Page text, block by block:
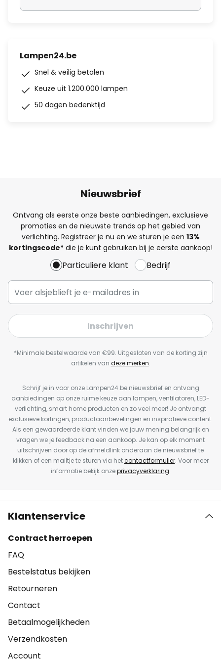
Lampen24.be
Snel & veilig betalen
Keuze uit 1.200.000 lampen
50 dagen bedenktijd
Nieuwsbrief
Ontvang als eerste onze beste aanbiedingen, exclusieve
promoties en de nieuwste trends op het gebied van
verlichting. Registreer je nu en we sturen je een 13%
kortingscode*die je kunt gebruiken bij je eerste aankoop!
Particuliere klant Bedrijf
Inschrijven
*Minimale bestelwaarde van €99. Uitgesloten van de korting zijn
artikelen van deze merken.
Schrijf je in voor onze Lampen24.be nieuwsbrief en ontvang
aanbiedingen op onze ruime keuze aan lampen, ventilatoren, LED-
verlichting, smart home producten en zo veel meer! Je ontvangt
exclusieve kortingen, productaanbevelingen en inspiratieve content.
Als een gewaardeerde klant vinden we jouw mening belangrijk en
vragen we je feedback na een aankoop. Je kan op elk moment
uitschrijven door op de afmeldlink onderaan de nieuwsbrief te
klikken of een mailtje te sturen via hetcontactformulier. Voor meer
informatie bekijk onzeprivacyverklaring.
Klantenservice
Contract herroepen
FAQ
Bestelstatus bekijken
Retourneren
Contact
Betaalmogelijkheden
Verzendkosten
Account